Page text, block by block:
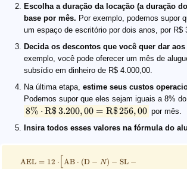
Escolha a duração da locação (a duração
base por mês. Por exemplo, podemos supor
um espaço de escritório por dois anos, por R$
Decida os descontos que você quer dar
exemplo, você pode oferecer um mês de
subsídio em dinheiro de R$ 4.000,00.
Na última etapa, estime seus custos
Podemos supor que eles sejam iguais a 8%
8% ⋅ R$ 3.200,00 = R$256,00 por mês.
Insira todos esses valores na fórmula do
AEL = 12 ⋅[ AB ⋅ (D − N) − SL −